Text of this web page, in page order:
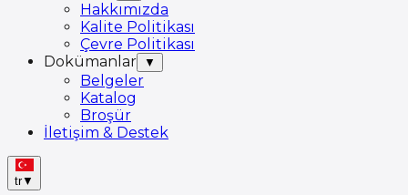
Hakkımızda
Kalite Politikası
Çevre Politikası
Dokümanlar
▼
Belgeler
Katalog
Broşür
İletişim & Destek
tr▼